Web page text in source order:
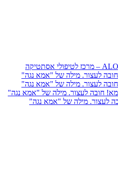
מילה של "אמא נגה"
מילה של "אמא נגה"
לעצור. מילה של "אמא נגה"
מילה של "אמא נגה"